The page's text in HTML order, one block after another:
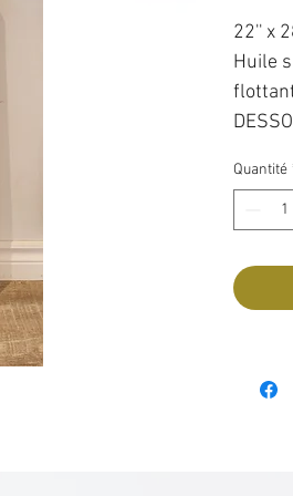
22'' x
Huile
Quantité